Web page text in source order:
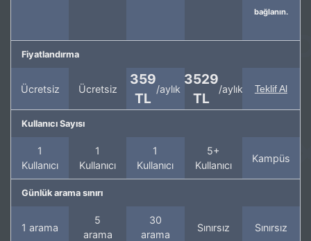
bağlanın.
Fiyatlandırma
Ücretsiz Ücretsiz
359
TL
/aylık
3529
TL
/aylık Teklif Al
Kullanıcı Sayısı
1
Kullanıcı
1
Kullanıcı
1
Kullanıcı
5+
Kullanıcı
Kampüs
Günlük arama sınırı
1 arama
5
arama
30
arama
Sınırsız Sınırsız